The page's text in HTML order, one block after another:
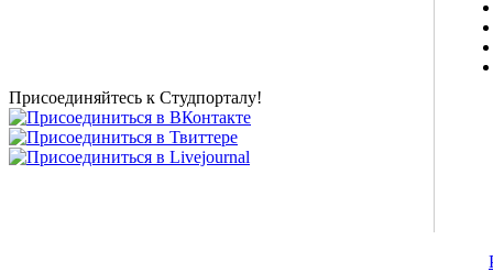
Присоединяйтесь к Студпорталу!